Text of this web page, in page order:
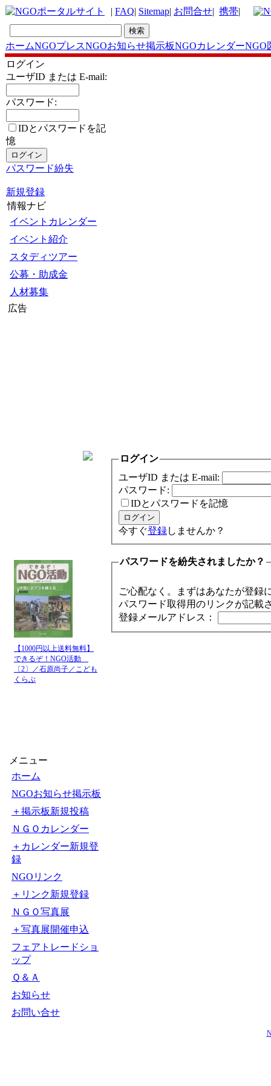
| FAQ| Sitemap| お問合せ| 携帯|
ホームNGOプレスNGOお知らせ掲示板NGOカレンダーNGO
ログイン
ユーザID または E-mail:
パスワード:
IDとパスワードを記
憶
パスワード紛失
新規登録
情報ナビ
イベントカレンダー
イベント紹介
スタディツアー
公募・助成金
人材募集
広告
【1000円以上送料無料】
できるぞ！NGO活動
〔2〕／石原尚子／こども
くらぶ
メニュー
ホーム
NGOお知らせ掲示板
＋掲示板新規投稿
ＮＧＯカレンダー
＋カレンダー新規登
録
NGOリンク
＋リンク新規登録
ＮＧＯ写真展
＋写真展開催申込
フェアトレードショ
ップ
Ｑ＆Ａ
お知らせ
お問い合せ
ログイン
ユーザID または E-mail:
パスワード:
IDとパスワードを記憶
今すぐ登録しませんか？
パスワードを紛失されましたか？
ご心配なく。まずはあなたが登録
パスワード取得用のリンクが記載
登録メールアドレス：